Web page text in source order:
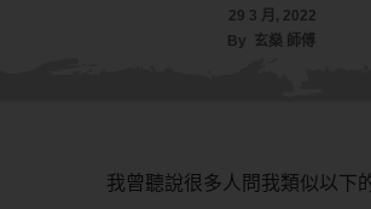
29 3 月, 2022
By 玄燊 師傅
我曾聽說很多人問我類似以下